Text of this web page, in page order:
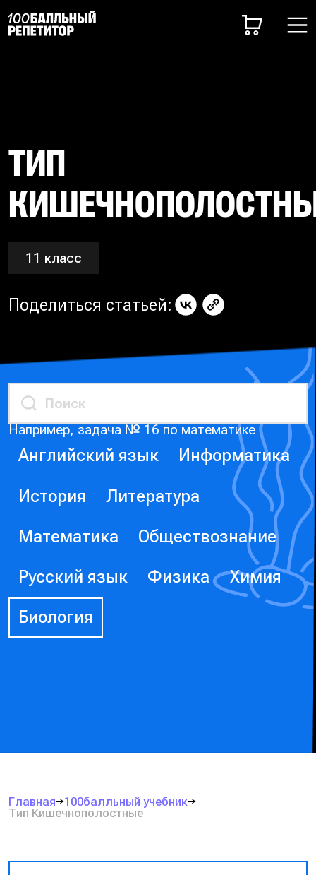
ТИП
11 класс
Поделиться статьей:
Например, задача № 16 по математике
Английский язык Информатика
История Литература
Математика Обществознание
Русский язык Физика Химия
Биология
Главная
100балльный учебник
Тип Кишечнополостные